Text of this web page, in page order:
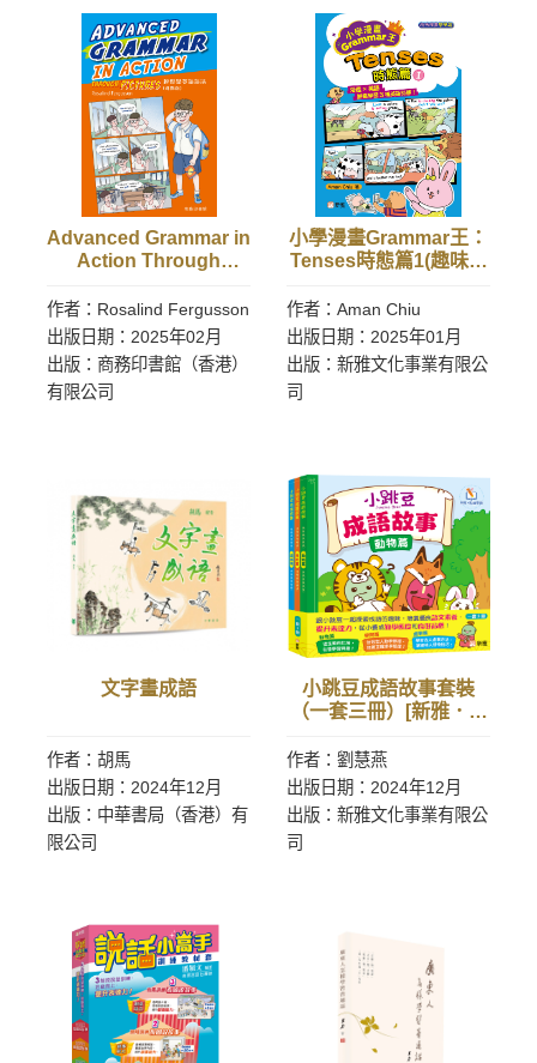
Advanced Grammar in
Action Through
法（進階版）
作者：Rosalind Fergusson
出版日期：2025年02月
出版：商務印書館（香港）
有限公司
小學漫畫Grammar王：
Tenses時態篇1(趣味漫
作者：Aman Chiu
出版日期：2025年01月
出版：新雅文化事業有限公
司
文字畫成語
作者：胡馬
出版日期：2024年12月
出版：中華書局（香港）有
限公司
小跳豆成語故事套裝
（一套三冊）[新雅．點
作者：劉慧燕
出版日期：2024年12月
出版：新雅文化事業有限公
司